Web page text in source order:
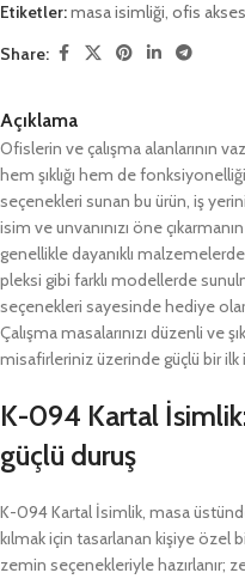
Etiketler:masa isimliği, ofis
Share:
Açıklama
Ofislerin ve çalışma alanlarının
hem şıklığı hem de
seçenekleri sunan bu ürün, iş
isim ve unvanınızı öne
genellikle dayanıklı
pleksi gibi farklı modellerde
seçenekleri sayesinde hediye
Çalışma masalarınızı düzenli ve
misafirleriniz üzerinde güçlü bir ilk
K-094 Kartal
güçlü duruş
K-094 Kartal İsimlik, masa
kılmak için tasarlanan kişiye özel
zemin seçenekleriyle hazırlanır;